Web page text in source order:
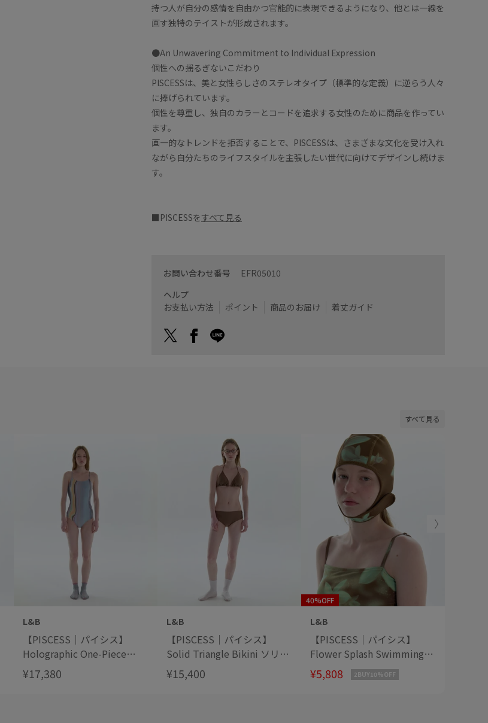
持つ人が自分の感情を自由かつ官能的に表現できるようになり、他とは一線を
画す独特のテイストが形成されます。
●An Unwavering Commitment to Individual Expression
個性への揺るぎないこだわり
PISCESSは、美と女性らしさのステレオタイプ（標準的な定義）に逆らう人々
に捧げられています。
個性を尊重し、独自のカラーとコードを追求する女性のために商品を作ってい
ます。
画一的なトレンドを拒否することで、PISCESSは、さまざまな文化を受け入れ
ながら自分たちのライフスタイルを主張したい世代に向けてデザインし続けま
す。
■PISCESSをすべて見る
お問い合わせ番号 EFR05010
ヘルプ
お支払い方法
ポイント 商品のお届け 着丈ガイド
すべて見る
L&B
【PISCESS｜パイシス】
Holographic One-Piece
Swimsuit ホログラフィック
ワンピース スイムスーツ
¥17,380
L&B
【PISCESS｜パイシス】
Solid Triangle Bikini ソリッ
ドトライアングルビキニ
¥15,400
40%OFF
L&B
【PISCESS｜パイシス】
Flower Splash Swimming
Cap フラワースプラッシュ
スイミングキャップ
¥5,808 2BUY10%OFF